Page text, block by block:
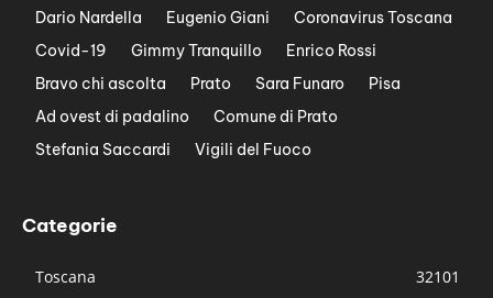
Dario Nardella
Eugenio Giani
Coronavirus Toscana
Covid-19
Gimmy Tranquillo
Enrico Rossi
Bravo chi ascolta
Prato Sara Funaro
Pisa
Ad ovest di padalino
Comune di Prato
Stefania Saccardi
Vigili del Fuoco
Categorie
Toscana
32101